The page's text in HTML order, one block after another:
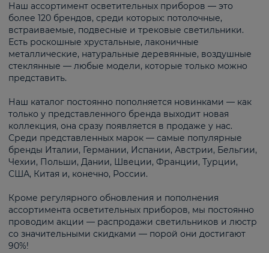
Наш ассортимент осветительных приборов — это
более 120 брендов, среди которых: потолочные,
встраиваемые, подвесные и трековые светильники.
Есть роскошные хрустальные, лаконичные
металлические, натуральные деревянные, воздушные
стеклянные — любые модели, которые только можно
представить.
Наш каталог постоянно пополняется новинками — как
только у представленного бренда выходит новая
коллекция, она сразу появляется в продаже у нас.
Среди представленных марок — самые популярные
бренды Италии, Германии, Испании, Австрии, Бельгии,
Чехии, Польши, Дании, Швеции, Франции, Турции,
США, Китая и, конечно, России.
Кроме регулярного обновления и пополнения
ассортимента осветительных приборов, мы постоянно
проводим акции — распродажи светильников и люстр
со значительными скидками — порой они достигают
90%!